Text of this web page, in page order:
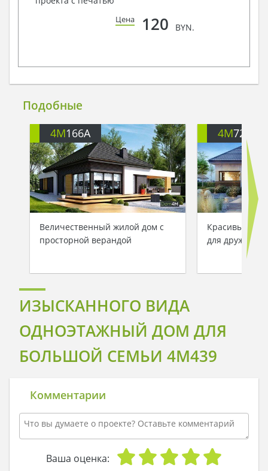
Цена 120 BYN.
Подобные
4M166A
Величественный жилой дом с
просторной верандой
4M722
Красивый
для дружной
ИЗЫСКАННОГО ВИДА
ОДНОЭТАЖНЫЙ ДОМ ДЛЯ
БОЛЬШОЙ СЕМЬИ 4M439
Комментарии
Ваша оценка: